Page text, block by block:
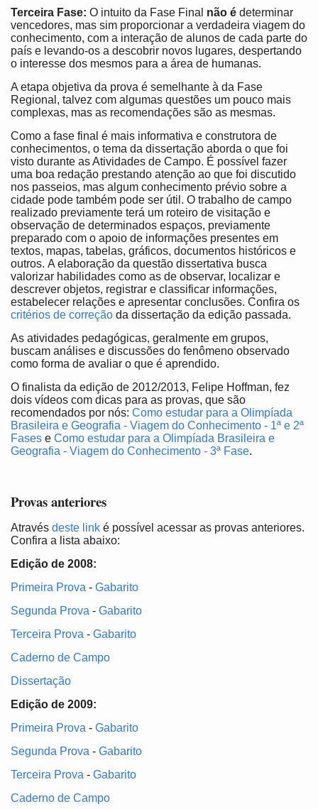
Terceira Fase: O intuito da Fase Final não é determinar
vencedores, mas sim proporcionar a verdadeira viagem do
conhecimento, com a interação de alunos de cada parte do
país e levando-os a descobrir novos lugares, despertando
o interesse dos mesmos para a área de humanas.
A etapa objetiva da prova é semelhante à da Fase
Regional, talvez com algumas questões um pouco mais
complexas, mas as recomendações são as mesmas.
Como a fase final é mais informativa e construtora de
conhecimentos, o tema da dissertação aborda o que foi
visto durante as Atividades de Campo. É possível fazer
uma boa redação prestando atenção ao que foi discutido
nos passeios, mas algum conhecimento prévio sobre a
cidade pode também pode ser útil. O trabalho de campo
realizado previamente terá um roteiro de visitação e
observação de determinados espaços, previamente
preparado com o apoio de informações presentes em
textos, mapas, tabelas, gráficos, documentos históricos e
outros. A elaboração da questão dissertativa busca
valorizar habilidades como as de observar, localizar e
descrever objetos, registrar e classificar informações,
estabelecer relações e apresentar conclusões. Confira os
critérios de correção da dissertação da edição passada.
As atividades pedagógicas, geralmente em grupos,
buscam análises e discussões do fenômeno observado
como forma de avaliar o que é aprendido.
O finalista da edição de 2012/2013, Felipe Hoffman, fez
dois vídeos com dicas para as provas, que são
recomendados por nós: Como estudar para a Olimpíada
Brasileira e Geografia - Viagem do Conhecimento - 1ª e 2ª
Fases e Como estudar para a Olimpíada Brasileira e
Geografia - Viagem do Conhecimento - 3ª Fase.
Provas anteriores
Através deste link é possível acessar as provas anteriores.
Confira a lista abaixo:
Edição de 2008:
Primeira Prova - Gabarito
Segunda Prova - Gabarito
Terceira Prova - Gabarito
Caderno de Campo
Dissertação
Edição de 2009:
Primeira Prova - Gabarito
Segunda Prova - Gabarito
Terceira Prova - Gabarito
Caderno de Campo